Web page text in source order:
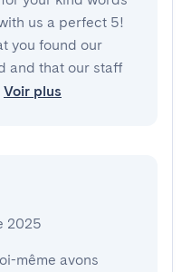
us a perfect 5!
you found our
and that our staff
Voir plus
2025
même avons